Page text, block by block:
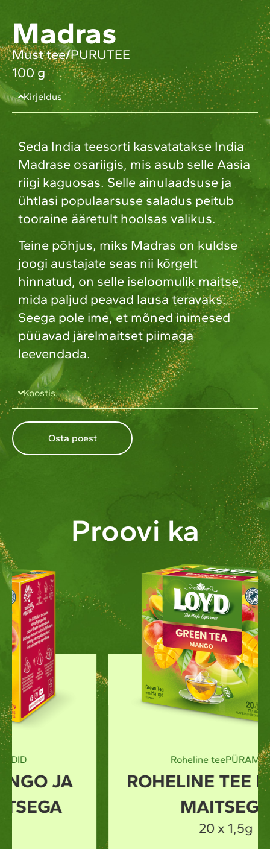
Madras
Must tee/PURUTEE
100 g
Kirjeldus
Seda India teesorti kasvatatakse India
Madrase osariigis, mis asub selle Aasia
riigi kaguosas. Selle ainulaadsuse ja
ühtlasi populaarsuse saladus peitub
tooraine ääretult hoolsas valikus.
Teine põhjus, miks Madras on kuldse
joogi austajate seas nii kõrgelt
hinnatud, on selle iseloomulik maitse,
mida paljud peavad lausa teravaks.
Seega pole ime, et mõned inimesed
püüavad järelmaitset piimaga
leevendada.
Koostis
Osta poest
Proovi ka
PÜRAMIiDID
ROHELINE TEE MANGO